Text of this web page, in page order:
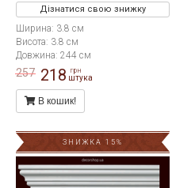
Дізнатися свою знижку
Ширина: 3.8 см
Висота: 3.8 см
Довжина: 244 см
257 218 грн
штука
В кошик!
ЗНИЖКА 15%